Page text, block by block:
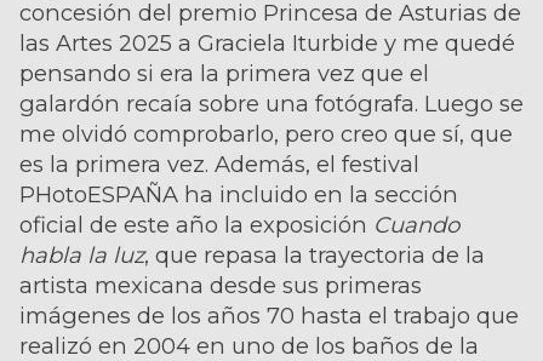
concesión del premio Princesa de Asturias de
las Artes 2025 a Graciela Iturbide y me quedé
pensando si era la primera vez que el
galardón recaía sobre una fotógrafa. Luego se
me olvidó comprobarlo, pero creo que sí, que
es la primera vez. Además, el festival
PHotoESPAÑA ha incluido en la sección
oficial de este año la exposición Cuando
habla la luz, que repasa la trayectoria de la
artista mexicana desde sus primeras
imágenes de los años 70 hasta el trabajo que
realizó en 2004 en uno de los baños de la